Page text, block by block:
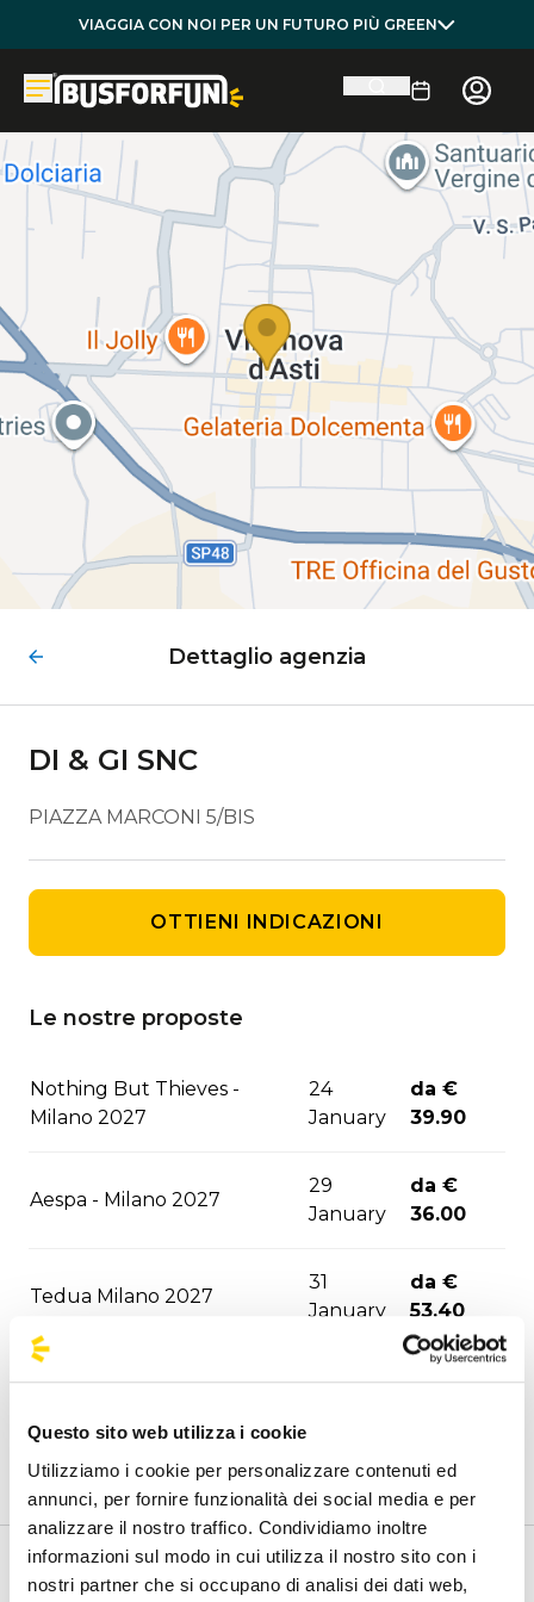
Questo sito web utilizza i cookie
Utilizziamo i cookie per personalizzare contenuti ed
annunci, per fornire funzionalità dei social media e per
analizzare il nostro traffico. Condividiamo inoltre
informazioni sul modo in cui utilizza il nostro sito con i
nostri partner che si occupano di analisi dei dati web,
VIAGGIA CON NOI PER UN FUTURO PIÙ GREEN
Dettaglio agenzia
DI & GI SNC
PIAZZA MARCONI 5/BIS
OTTIENI INDICAZIONI
Le nostre proposte
Nothing But Thieves -
Milano 2027
24
January
da €
39.90
Aespa - Milano 2027
29
January
da €
36.00
Tedua Milano 2027
31
January
da €
53.40
05
da €
Enhypen - Milano 2027
24
February
da €
36.00
Rush - Milano 2027 30 March
Benvenuto nella pagina delle agenzie ufficiali di